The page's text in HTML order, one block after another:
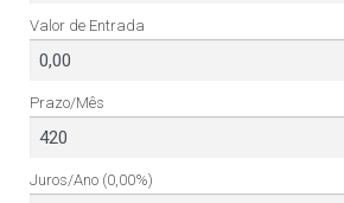
Valor de Entrada
Prazo/Mês
Juros/Ano (0,00%)